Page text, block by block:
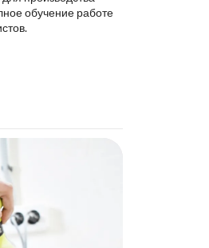
обучение работе